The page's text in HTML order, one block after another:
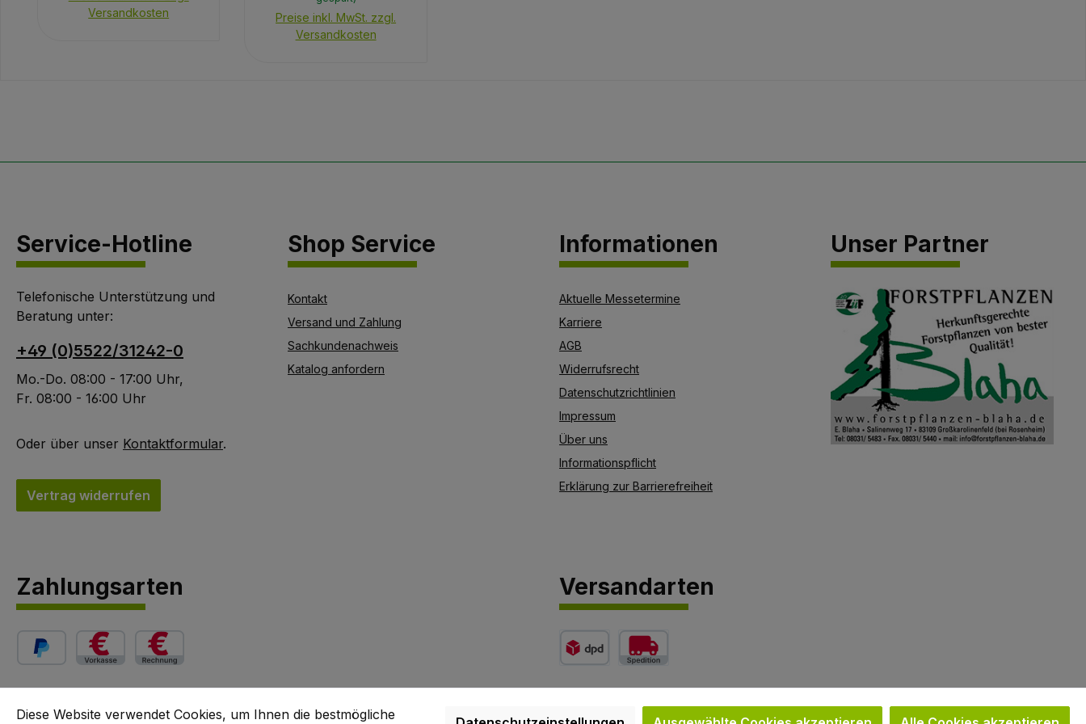
Farben grün und blau
erhältlich.
Versandkosten
Preise inkl. MwSt. zzgl.
Versandkosten
Service-Hotline
Telefonische Unterstützung und
Beratung unter:
+49 (0)5522/31242-0
Mo.-Do. 08:00 - 17:00 Uhr,
Fr. 08:00 - 16:00 Uhr
Oder über unser Kontaktformular.
Vertrag widerrufen
Shop Service
Kontakt
Versand und Zahlung
Sachkundenachweis
Katalog anfordern
Informationen
Aktuelle Messetermine
Karriere
AGB
Widerrufsrecht
Datenschutzrichtlinien
Impressum
Über uns
Informationspflicht
Erklärung zur Barrierefreiheit
Unser Partner
Zahlungsarten Versandarten
Diese Website verwendet Cookies, um Ihnen die bestmögliche